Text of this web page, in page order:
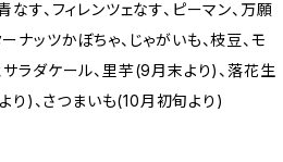
なす、フィレンツェなす、ピーマン、万願
ナッツかぼちゃ、じゃがいも、枝豆、モ
サラダケール、里芋(9月末より)、落花生
り)、さつまいも(10月初旬より)